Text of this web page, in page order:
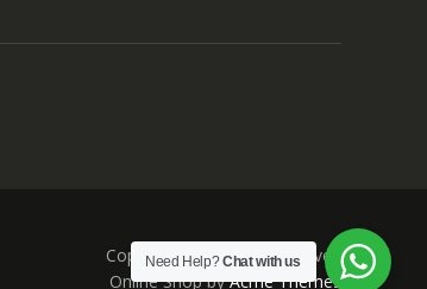
Copyright © All Right Reserved
Online Shop byAcme Themes
Need Help?Chat with us